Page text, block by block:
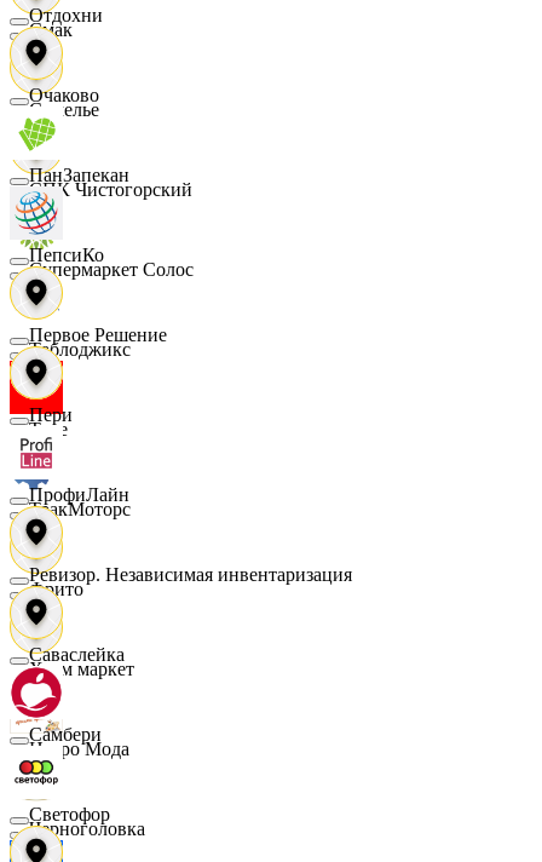
Смак
Сомелье
СПК Чистогорский
Супермаркет Солос
Таблоджикс
Твое
ТракМоторс
Фрито
Хоум маркет
Цетро Мода
Черноголовка
Отдохни
Очаково
ПанЗапекан
ПепсиКо
Первое Решение
Пери
ПрофиЛайн
Ревизор. Независимая инвентаризация
Саваслейка
Самбери
Светофор